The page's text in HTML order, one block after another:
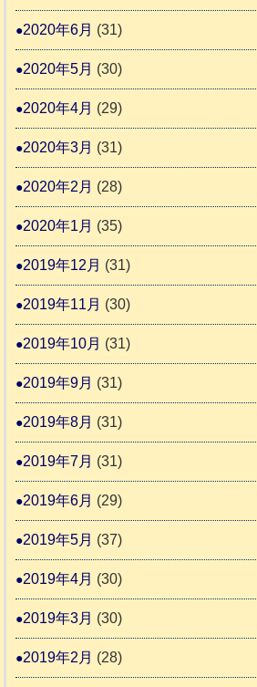
2020年6月 (31)
2020年5月 (30)
2020年4月 (29)
2020年3月 (31)
2020年2月 (28)
2020年1月 (35)
2019年12月 (31)
2019年11月 (30)
2019年10月 (31)
2019年9月 (31)
2019年8月 (31)
2019年7月 (31)
2019年6月 (29)
2019年5月 (37)
2019年4月 (30)
2019年3月 (30)
2019年2月 (28)